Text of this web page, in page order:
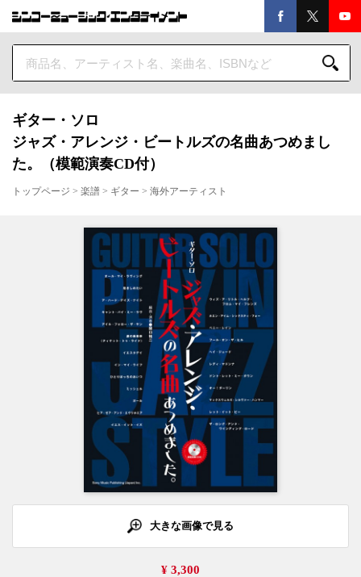
ギター・ソロ
ジャズ・アレンジ・ビートルズの名曲あつめまし
た。（模範演奏CD付）
トップページ > 楽譜 > ギター > 海外アーティスト
大きな画像で見る
¥ 3,300